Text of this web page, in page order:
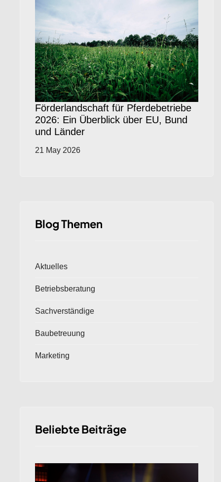
Förderlandschaft für Pferdebetriebe
2026: Ein Überblick über EU, Bund
und Länder
21 May 2026
Blog Themen
Aktuelles
Betriebsberatung
Sachverständige
Baubetreuung
Marketing
Beliebte Beiträge